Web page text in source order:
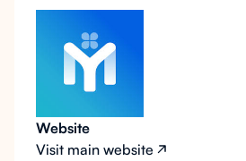
Website
Visit main website